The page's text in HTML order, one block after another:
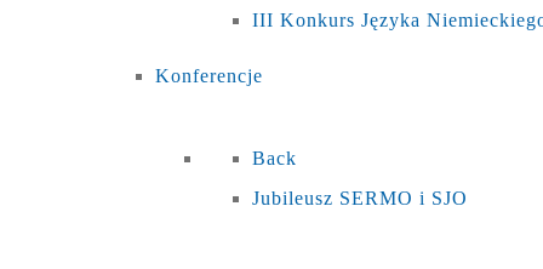
III Konkurs Języka
Konferencje
Back
Jubileusz SERMO i SJO